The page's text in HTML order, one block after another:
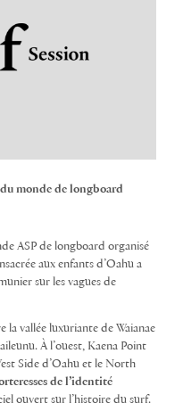
monde de longboard
ASP de longboard organisé
aux enfants d’Oahu a
sur les vagues de
la vallée luxuriante de Waianae
À l’ouest, Kaena Point
Side d’Oahu et le North
de l’identité
ouvert sur l’histoire du surf.